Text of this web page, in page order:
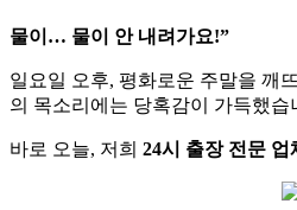
물이… 물이 안 내려가요!”
일요일 오후, 평화로운 주말을 깨
의 목소리에는 당혹감이 가득했습
바로 오늘, 저희 24시 출장 전문 업